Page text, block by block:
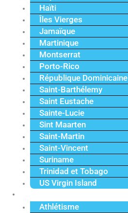
Haïti
Îles Vierges
Jamaïque
Martinique
Montserrat
Porto-Rico
République Dominicaine
Saint-Barthélemy
Saint Eustache
Sainte-Lucie
Sint Maarten
Saint-Martin
Saint-Vincent
Suriname
Trinidad et Tobago
US Virgin Island
Athlétisme